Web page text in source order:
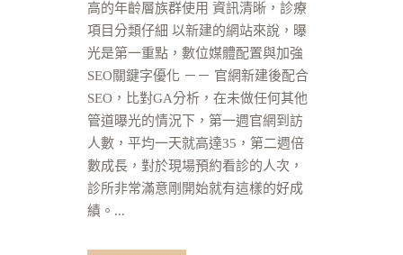
高的年齡層族群使用 資訊清晰，診療
項目分類仔細 以新建的網站來說，曝
光是第一重點，數位媒體配置與加強
SEO關鍵字優化 －－ 官網新建後配合
SEO，比對GA分析，在未做任何其他
管道曝光的情況下，第一週官網到訪
人數，平均一天就高達35，第二週倍
數成長，對於現場預約看診的人次，
診所非常滿意剛開始就有這樣的好成
績。...